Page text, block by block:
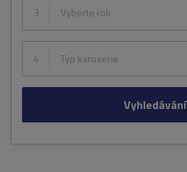
3 Vyberte rok
4 Typ karoserie
Vyhledávání